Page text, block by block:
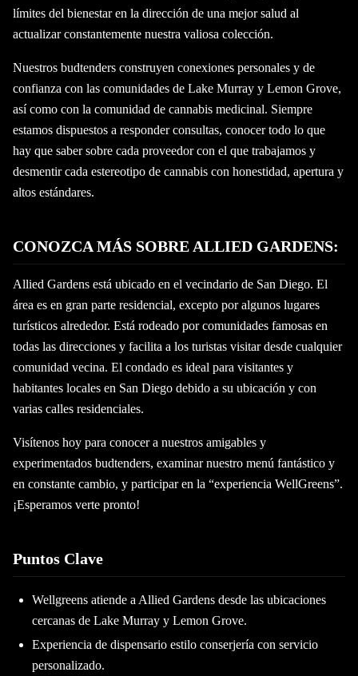
límites del bienestar en la dirección de una mejor salud al
actualizar constantemente nuestra valiosa colección.
Nuestros budtenders construyen conexiones personales y de
confianza con las comunidades de Lake Murray y Lemon Grove,
así como con la comunidad de cannabis medicinal. Siempre
estamos dispuestos a responder consultas, conocer todo lo que
hay que saber sobre cada proveedor con el que trabajamos y
desmentir cada estereotipo de cannabis con honestidad, apertura y
altos estándares.
CONOZCA MÁS SOBRE ALLIED GARDENS:
Allied Gardens está ubicado en el vecindario de San Diego. El
área es en gran parte residencial, excepto por algunos lugares
turísticos alrededor. Está rodeado por comunidades famosas en
todas las direcciones y facilita a los turistas visitar desde cualquier
comunidad vecina. El condado es ideal para visitantes y
habitantes locales en San Diego debido a su ubicación y con
varias calles residenciales.
Visítenos hoy para conocer a nuestros amigables y
experimentados budtenders, examinar nuestro menú fantástico y
en constante cambio, y participar en la “experiencia WellGreens”.
¡Esperamos verte pronto!
Puntos Clave
Wellgreens atiende a Allied Gardens desde las ubicaciones
cercanas de Lake Murray y Lemon Grove.
Experiencia de dispensario estilo conserjería con servicio
personalizado.